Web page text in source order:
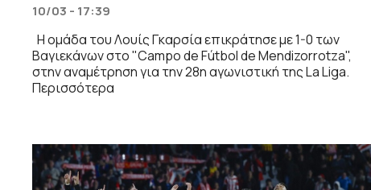
10/03 - 17:39
Η ομάδα του Λουίς Γκαρσία επικράτησε με 1-0 των
Βαγιεκάνων στο "Campo de Fútbol de Mendizorrotza",
στην αναμέτρηση για την 28η αγωνιστική της La Liga.
Περισσότερα